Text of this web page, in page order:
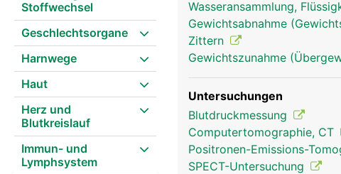
Stoffwechsel
Geschlechtsorgane
Harnwege
Haut
Herz und
Blutkreislauf
Immun- und
Lymphsystem
Schilddrüse Frau
Wasseransammlung,
Gewichtsabnahme
Zittern
Gewichtszunahme
Untersuchungen
Blutdruckmessung
Computertomographie, CT
Positronen-Emissions-
SPECT-Untersuchung